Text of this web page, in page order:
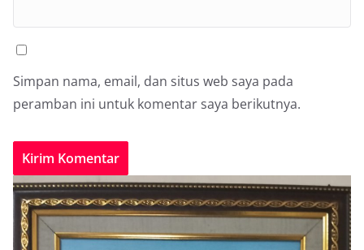
Simpan nama, email, dan situs web saya pada
peramban ini untuk komentar saya berikutnya.